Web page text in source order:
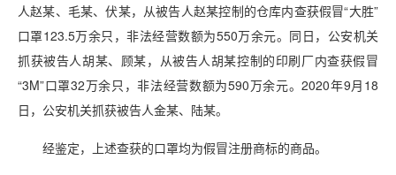
人赵某、毛某、伏某，从被告人赵某控制的仓库内查获假冒“大胜”
口罩123.5万余只，非法经营数额为550万余元。同日，公安机关
抓获被告人胡某、顾某，从被告人胡某控制的印刷厂内查获假冒
“3M”口罩32万余只，非法经营数额为590万余元。2020年9月18
日，公安机关抓获被告人金某、陆某。
经鉴定，上述查获的口罩均为假冒注册商标的商品。